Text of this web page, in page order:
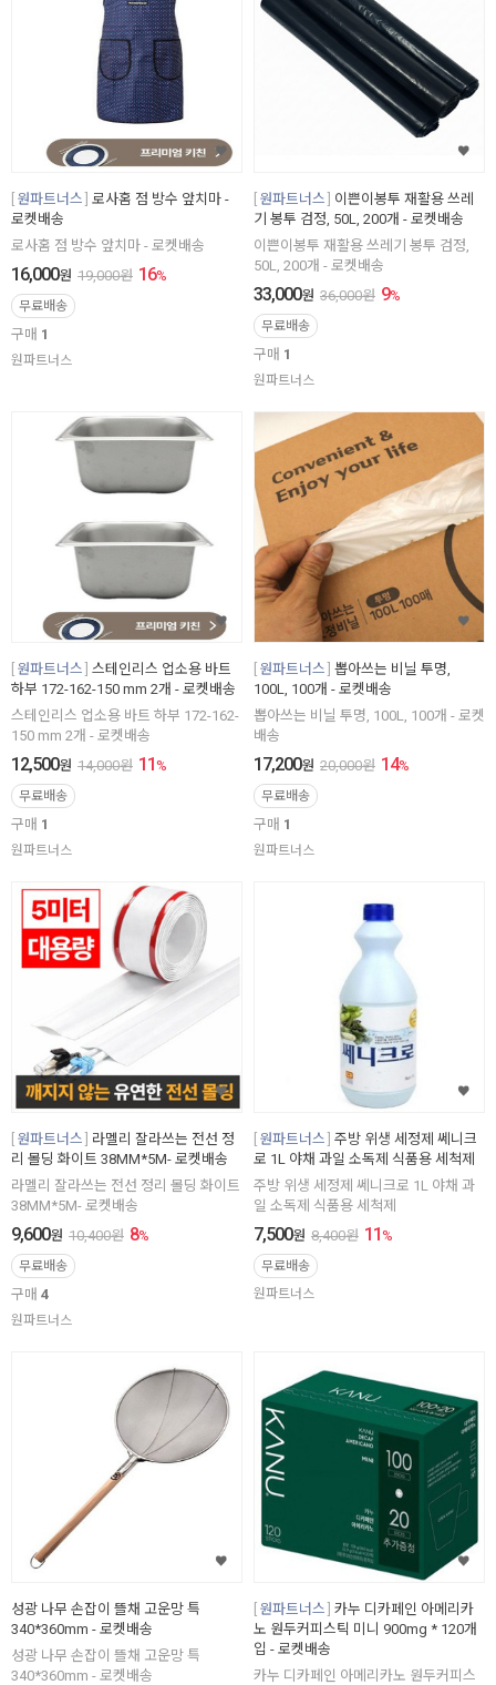
원파트너스 로사홈 점 방수 앞치마 -
로켓배송
로사홈 점 방수 앞치마 - 로켓배송
16,000원 19,000원 16%
무료배송
구매 1
원파트너스
원파트너스
이쁜이봉투 재활용 쓰레
기 봉투 검정, 50L, 200개 - 로켓배송
이쁜이봉투 재활용 쓰레기 봉투 검정,
50L, 200개 - 로켓배송
33,000원 36,000원 9%
무료배송
구매 1
원파트너스
원파트너스 스테인리스 업소용 바트
하부 172-162-150 mm 2개 - 로켓배송
스테인리스 업소용 바트 하부 172-162-
150 mm 2개 - 로켓배송
12,500원 14,000원 11 %
무료배송
구매 1
원파트너스
원파트너스 뽑아쓰는 비닐 투명,
100L, 100개 - 로켓배송
뽑아쓰는 비닐 투명, 100L, 100개 - 로켓
배송
17,200원 20,000원 14%
무료배송
구매 1
원파트너스
원파트너스
라멜리 잘라쓰는 전선 정
리 몰딩 화이트 38MM*5M- 로켓배송
라멜리 잘라쓰는 전선 정리 몰딩 화이트
38MM*5M- 로켓배송
9,600원 10,400원 8%
무료배송
구매 4
원파트너스
원파트너스 주방 위생 세정제 쎄니크
로 1L 야채 과일 소독제 식품용 세척제
주방 위생 세정제 쎄니크로 1L 야채 과
일 소독제 식품용 세척제
7,500원 8,400원 11 %
무료배송
원파트너스
성광 나무 손잡이 뜰채 고운망 특
340*360mm - 로켓배송
성광 나무 손잡이 뜰채 고운망 특
340*360mm - 로켓배송
원파트너스 카누 디카페인 아메리카
노 원두커피스틱 미니 900mg * 120개
입 - 로켓배송
카누 디카페인 아메리카노 원두커피스